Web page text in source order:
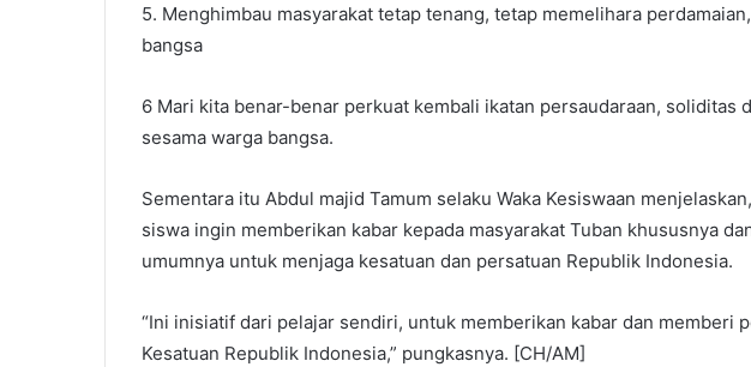
5. Menghimbau masyarakat tetap tenang, tetap memelihara
bangsa
6 Mari kita benar-benar perkuat kembali ikatan persaudaraan, soliditas
sesama warga bangsa.
Sementara itu Abdul majid Tamum selaku Waka Kesiswaan
siswa ingin memberikan kabar kepada masyarakat Tuban khususnya
umumnya untuk menjaga kesatuan dan persatuan Republik Indonesia.
“Ini inisiatif dari pelajar sendiri, untuk memberikan kabar dan memberi
Kesatuan Republik Indonesia,” pungkasnya. [CH/AM]